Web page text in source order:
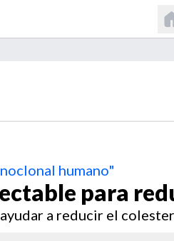
humano"
para
a reducir el